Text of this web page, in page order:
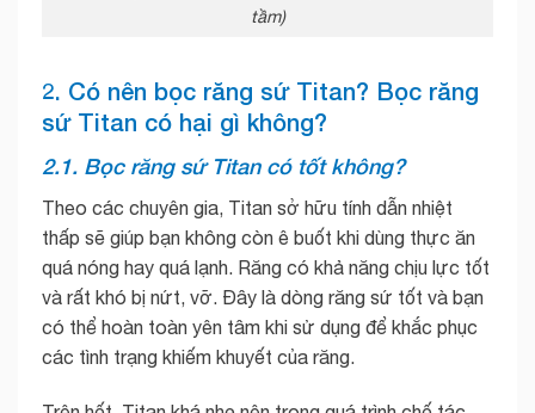
tầm)
2. Có nên bọc răng sứ Titan? Bọc răng
sứ Titan có hại gì không?
2.1. Bọc răng sứ Titan có tốt không?
Theo các chuyên gia, Titan sở hữu tính dẫn nhiệt
thấp sẽ giúp bạn không còn ê buốt khi dùng thực ăn
quá nóng hay quá lạnh. Răng có khả năng chịu lực tốt
và rất khó bị nứt, vỡ. Đây là dòng răng sứ tốt và bạn
có thể hoàn toàn yên tâm khi sử dụng để khắc phục
các tình trạng khiếm khuyết của răng.